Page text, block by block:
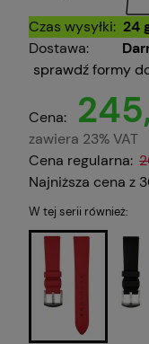
Czas wysyłki: 24
Dostawa:
sprawdź formy
Cena:
zawiera 23% VAT
Cena regularna:
Najniższa cena z
W tej serii również: